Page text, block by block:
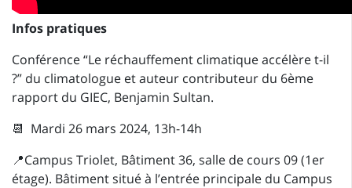
Infos pratiques
Conférence “Le réchauffement climatique accélère t-il
?” du climatologue et auteur contributeur du 6ème
rapport du GIEC, Benjamin Sultan.
📆 Mardi 26 mars 2024, 13h-14h
📍Campus Triolet, Bâtiment 36, salle de cours 09 (1er
étage). Bâtiment situé à l’entrée principale du Campus